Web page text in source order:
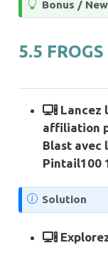
e
A
s
u
Bonus /
5.5
Lancez
affiliation
Blast avec
Pintail100
N
o
t
e
Solution